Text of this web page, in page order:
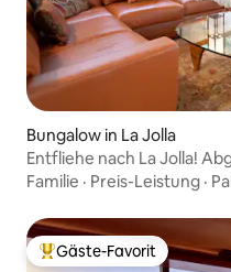
Bungalow in La Jolla
Entfliehe nach La Jolla!
Bungalow.
Familie · Preis-Leistung ·
Beliebter Gäste-Favorit.
Gäste-Favorit